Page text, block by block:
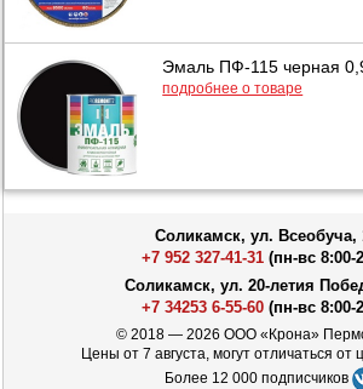
Эмаль ПФ-115 черная
подробнее о товаре
Соликамск, ул. Всеобуча,
+7 952 327-41-31 (пн-вс 8:00-
Соликамск, ул. 20-летия
+7 34253 6-55-60 (пн-вс 8:00-
© 2018 — 2026 ООО «Крона»
Цены от 7 августа, могут отличаться от
Более 12 000 подписчиков